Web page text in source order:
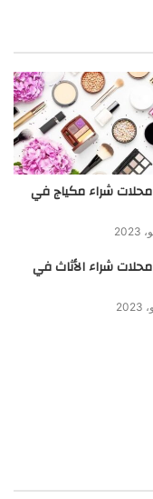
أفضل 3 محلات شراء مكياج في
أفضل 3 محلات شراء الأثاث في